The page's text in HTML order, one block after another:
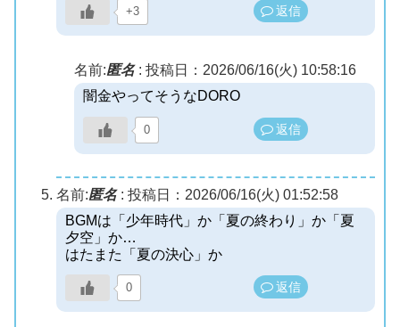
+3 返信
名前:匿名: 投稿日：2026/06/16(火) 10:58:16
闇金やってそうなDORO
0 返信
名前:匿名: 投稿日：2026/06/16(火) 01:52:58
BGMは「少年時代」か「夏の終わり」か「夏
夕空」か…
はたまた「夏の決心」か
0 返信